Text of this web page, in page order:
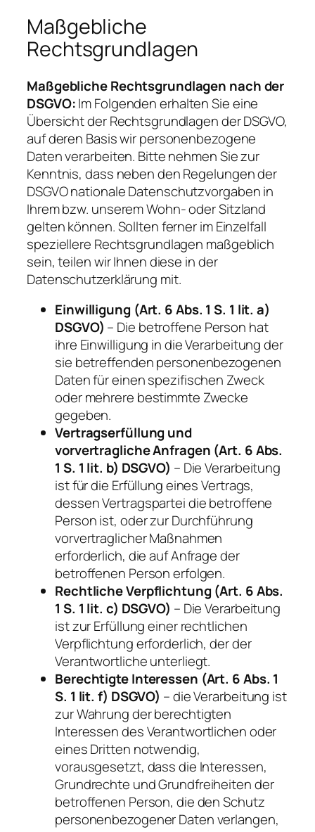
Maßgebliche
Rechtsgrundlagen
Maßgebliche Rechtsgrundlagen nach der
DSGVO:Im Folgenden erhalten Sie eine
Übersicht der Rechtsgrundlagen der DSGVO,
auf deren Basis wir personenbezogene
Daten verarbeiten. Bitte nehmen Sie zur
Kenntnis, dass neben den Regelungen der
DSGVO nationale Datenschutzvorgaben in
Ihrem bzw. unserem Wohn- oder Sitzland
gelten können. Sollten ferner im Einzelfall
speziellere Rechtsgrundlagen maßgeblich
sein, teilen wir Ihnen diese in der
Datenschutzerklärung mit.
Einwilligung (Art. 6 Abs. 1 S. 1 lit. a)
DSGVO) – Die betroffene Person hat
ihre Einwilligung in die Verarbeitung der
sie betreffenden personenbezogenen
Daten für einen spezifischen Zweck
oder mehrere bestimmte Zwecke
gegeben.
Vertragserfüllung und
vorvertragliche Anfragen (Art. 6 Abs.
1 S. 1 lit. b) DSGVO) – Die Verarbeitung
ist für die Erfüllung eines Vertrags,
dessen Vertragspartei die betroffene
Person ist, oder zur Durchführung
vorvertraglicher Maßnahmen
erforderlich, die auf Anfrage der
betroffenen Person erfolgen.
Rechtliche Verpflichtung (Art. 6 Abs.
1 S. 1 lit. c) DSGVO) – Die Verarbeitung
ist zur Erfüllung einer rechtlichen
Verpflichtung erforderlich, der der
Verantwortliche unterliegt.
Berechtigte Interessen (Art. 6 Abs. 1
S. 1 lit. f) DSGVO) – die Verarbeitung ist
zur Wahrung der berechtigten
Interessen des Verantwortlichen oder
eines Dritten notwendig,
vorausgesetzt, dass die Interessen,
Grundrechte und Grundfreiheiten der
betroffenen Person, die den Schutz
personenbezogener Daten verlangen,